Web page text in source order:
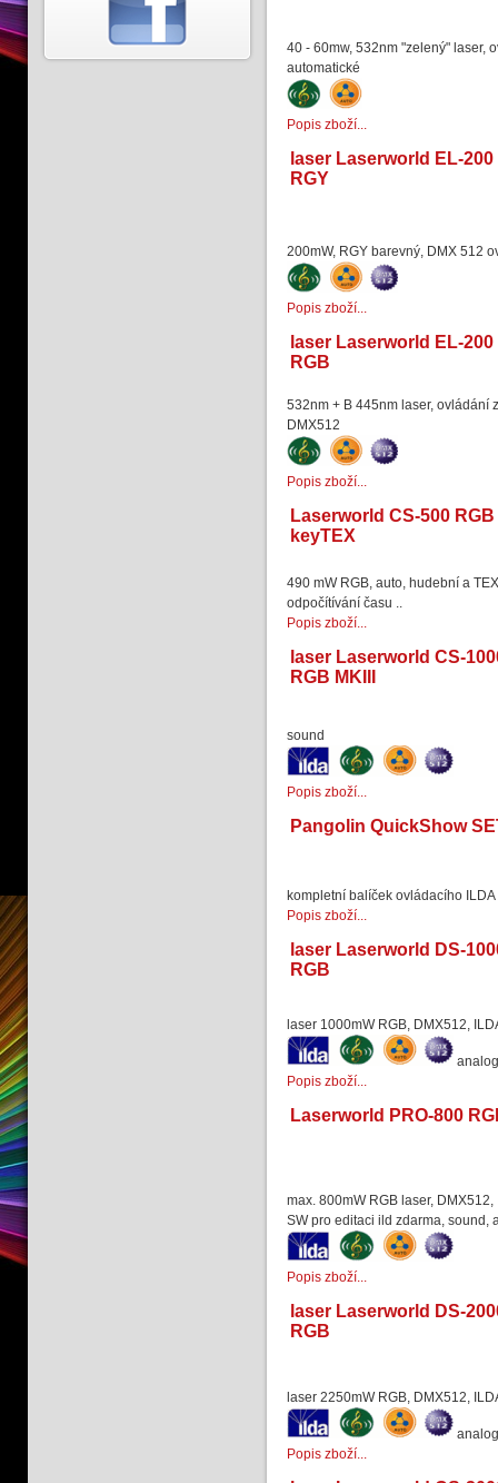
40 - 60mw, 532nm "zelený" laser,
automatické
Popis zboží...
laser Laserworld EL-200
RGY
200mW, RGY barevný, DMX 512
Popis zboží...
laser Laserworld EL-200
RGB
532nm + B 445nm laser, ovládání
DMX512
Popis zboží...
Laserworld CS-500 RGB
keyTEX
490 mW RGB, auto, hudební a
odpočítívání času ..
Popis zboží...
laser Laserworld CS-
RGB MKIII
sound
Popis zboží...
Pangolin QuickShow
kompletní balíček ovládacího
Popis zboží...
laser Laserworld DS-
RGB
laser 1000mW RGB, DMX512,
Popis zboží...
Laserworld PRO-800
max. 800mW RGB laser,
SW pro editaci ild zdarma, sound,
Popis zboží...
laser Laserworld DS-
RGB
laser 2250mW RGB, DMX512,
Popis zboží...